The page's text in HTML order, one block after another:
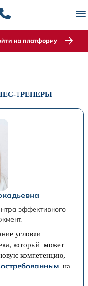
на платформу
ТРЕНЕРЫ
эффективного
условий
который может
компетенцию,
на